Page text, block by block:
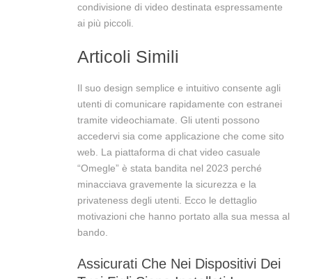
condivisione di video destinata espressamente
ai più piccoli.
Articoli Simili
Il suo design semplice e intuitivo consente agli
utenti di comunicare rapidamente con estranei
tramite videochiamate. Gli utenti possono
accedervi sia come applicazione che come sito
web. La piattaforma di chat video casuale
“Omegle” è stata bandita nel 2023 perché
minacciava gravemente la sicurezza e la
privateness degli utenti. Ecco le dettaglio
motivazioni che hanno portato alla sua messa al
bando.
Assicurati Che Nei Dispositivi Dei